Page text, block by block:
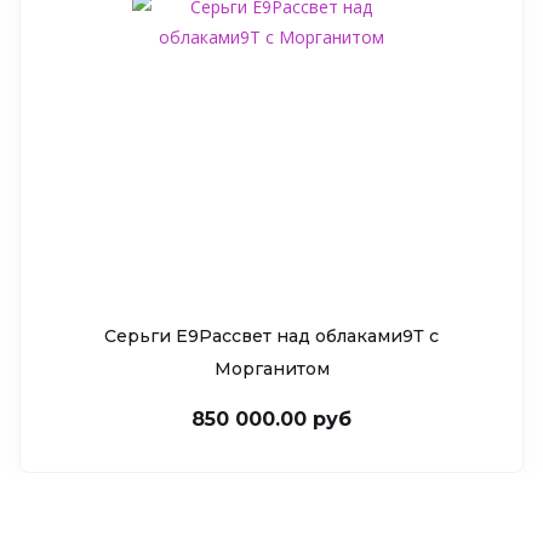
Серьги Е9Рассвет над облаками9Т c
Морганитом
850 000.00 руб